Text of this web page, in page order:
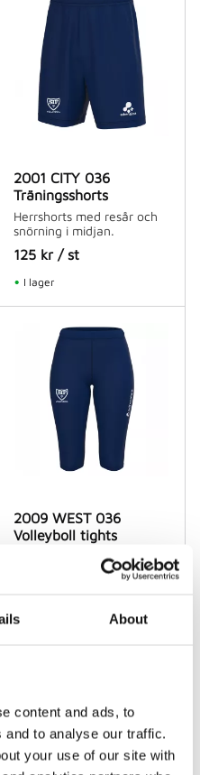
About
content and ads, to
to analyse our traffic.
your use of our site with
2001 CITY 036
Träningsshorts
Herrshorts med resår och
snörning i midjan.
125 kr /st
I lager
2009 WEST 036
Volleyboll tights
3/4 tights för volleyboll
och annan inomhusträning